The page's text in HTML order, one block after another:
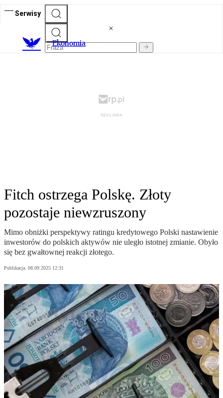
Serwisy
Ekonomia
Fitch ostrzega Polskę. Złoty
pozostaje niewzruszony
Mimo obniżki perspektywy ratingu kredytowego Polski nastawienie
inwestorów do polskich aktywów nie uległo istotnej zmianie. Obyło
się bez gwałtownej reakcji złotego.
Publikacja: 08.09.2025 12:31